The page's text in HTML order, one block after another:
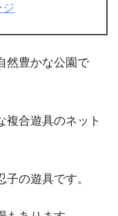
然豊かな公園で
複合遊具のネット
の遊具です。